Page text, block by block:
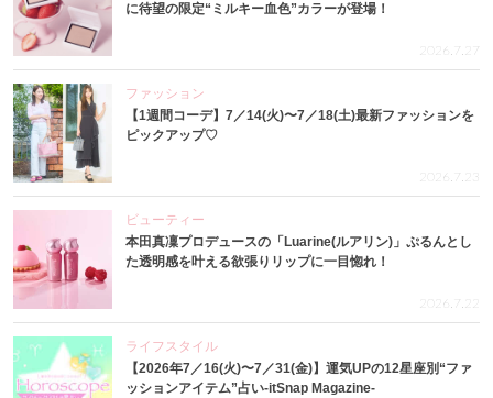
に待望の限定“ミルキー血色”カラーが登場！
2026.7.27
ファッション
【1週間コーデ】7／14(火)〜7／18(土)最新ファッションを
ピックアップ♡
2026.7.23
ビューティー
本田真凜プロデュースの「Luarine(ルアリン)」ぷるんとし
た透明感を叶える欲張りリップに一目惚れ！
2026.7.22
ライフスタイル
【2026年7／16(火)〜7／31(金)】運気UPの12星座別“ファ
ッションアイテム”占い-itSnap Magazine-